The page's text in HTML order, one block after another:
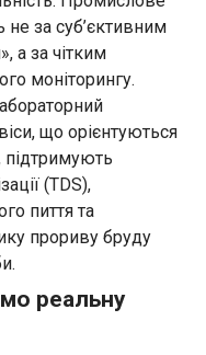
не за суб’єктивним
а за чітким
моніторингу.
що орієнтуються
підтримують
(TDS),
пиття та
прориву бруду
реальну